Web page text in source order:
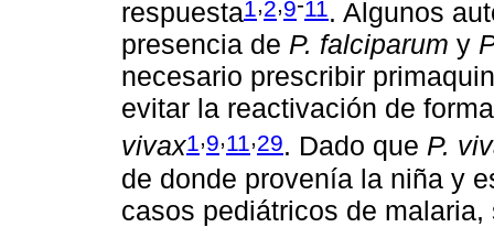
respuesta1 2 9 11. Algunos
presencia de P. falciparum y
necesario prescribir
evitar la reactivación de
vivax1 ,9,11 ,29. Dado que P.
de donde provenía la niña y
casos pediátricos de